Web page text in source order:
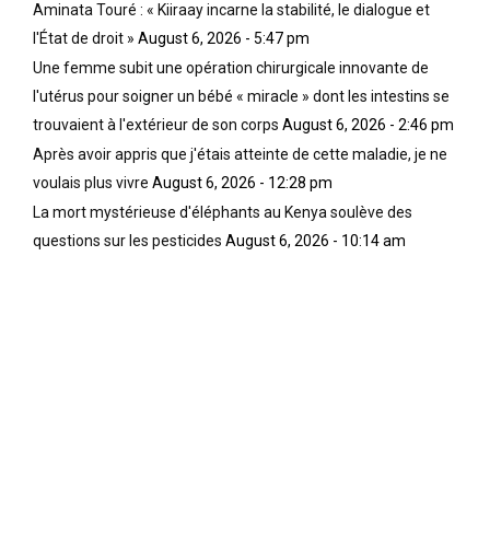
Aminata Touré : « Kiiraay incarne la stabilité, le dialogue et
l'État de droit » August 6, 2026 - 5:47 pm
Une femme subit une opération chirurgicale innovante de
l'utérus pour soigner un bébé « miracle » dont les intestins se
trouvaient à l'extérieur de son corps August 6, 2026 - 2:46 pm
Après avoir appris que j'étais atteinte de cette maladie, je ne
voulais plus vivre August 6, 2026 - 12:28 pm
La mort mystérieuse d'éléphants au Kenya soulève des
questions sur les pesticides August 6, 2026 - 10:14 am